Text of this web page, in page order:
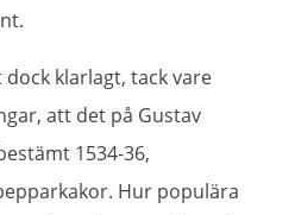
klarlagt, tack vare
att det på Gustav
1534-36,
Hur populära